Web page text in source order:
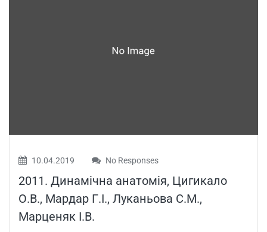
10.04.2019 No Responses
2011. Динамічна анатомія, Цигикало
О.В., Мардар Г.І., Луканьова С.М.,
Марценяк І.В.